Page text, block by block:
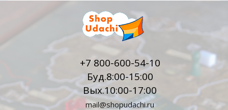
+7 800-600-54-10
Буд.8:00-15:00
Вых.10:00-17:00
mail@shopudachi.ru